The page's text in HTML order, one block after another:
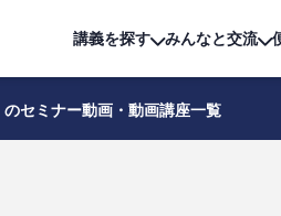
講義を探す みんなと交流
のセミナー動画・動画講座一覧